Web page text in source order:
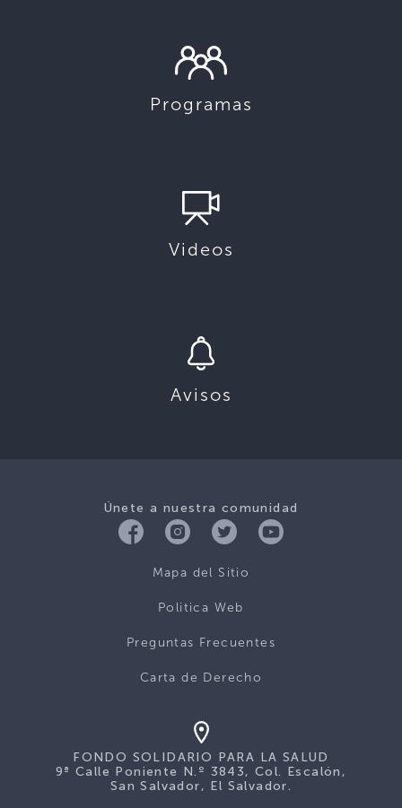
Programas
Videos
Avisos
Únete a nuestra comunidad
Mapa del Sitio
Politica Web
Preguntas Frecuentes
Carta de Derecho
FONDO SOLIDARIO PARA LA SALUD
9ª Calle Poniente N.º 3843, Col. Escalón,
San Salvador, El Salvador.